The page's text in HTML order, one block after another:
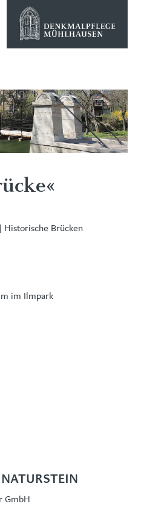
| Historische Brücken
im Ilmpark
GmbH